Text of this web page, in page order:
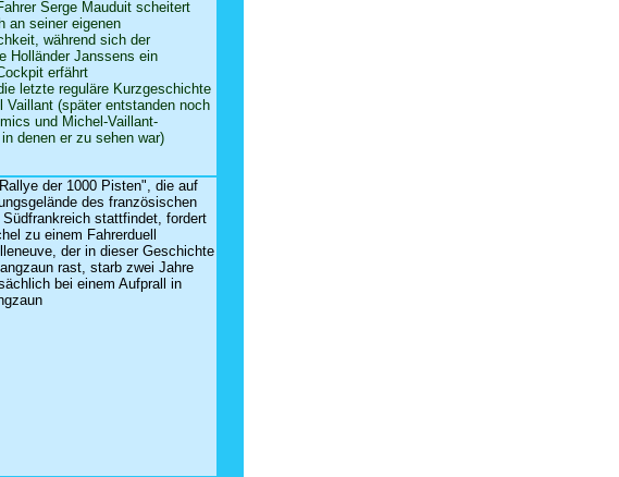
Serge Mauduit scheitert
an seiner eigenen
während sich der
Holländer Janssens ein
erfährt
letzte reguläre Kurzgeschichte
Vaillant (später entstanden noch
und Michel-Vaillant-
denen er zu sehen war)
der 1000 Pisten", die auf
des französischen
Südfrankreich stattfindet, fordert
zu einem Fahrerduell
der in dieser Geschichte
rast, starb zwei Jahre
bei einem Aufprall in